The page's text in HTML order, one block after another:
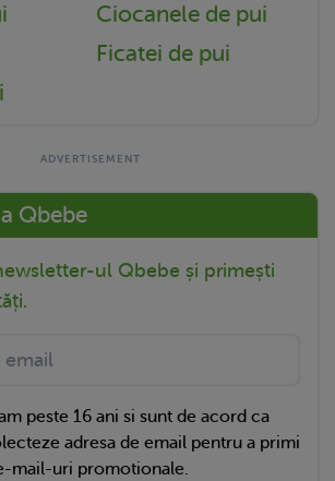
Ciocanele de pui
Ficatei de pui
Qbebe
ul Qbebe și primești
peste 16 ani si sunt de acord ca
adresa de email pentru a primi
mail-uri promotionale.